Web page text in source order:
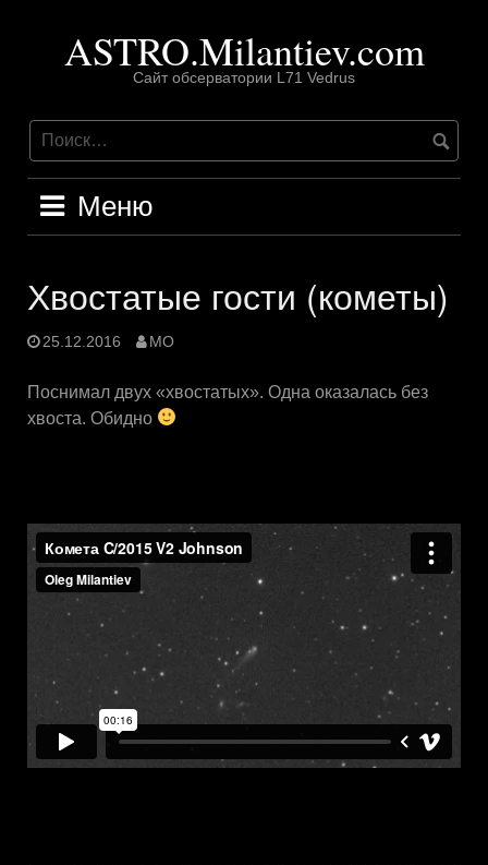
содержимомуASTRO.Milantiev.com
Сайт обсерватории L71 Vedrus
Меню
Хвостатые гости (кометы)
25.12.2016 MO
Поснимал двух «хвостатых». Одна оказалась без
хвоста. Обидно